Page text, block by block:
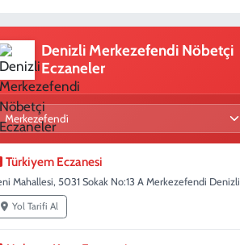
Denizli Merkezefendi Nöbetçi
Eczaneler
Türkiyem Eczanesi
Mahallesi, 5031 Sokak No:13 A Merkezefendi Denizli
Yol Tarifi Al